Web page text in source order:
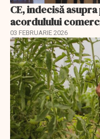
CE, indecisă
acordulului
03 FEBRUARIE 2026